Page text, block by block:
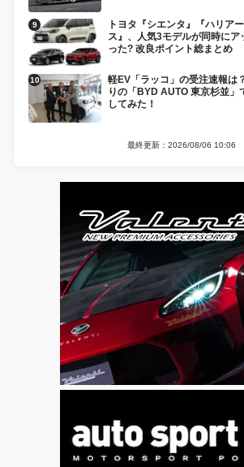
トヨタ『シエンタ』『ハリア
ス』、人気3モデルが同時に
った? 改良ポイント総まとめ
軽EV「ラッコ」の受注速報は
りの「BYD AUTO 東京杉並」
してみた！
最終更新：2026/08/06 10:06